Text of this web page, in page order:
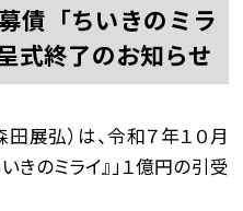
債「ちいきのミラ
式終了のお知らせ
展弘）は、令和７年１０月
きのミライ』」１億円の引受